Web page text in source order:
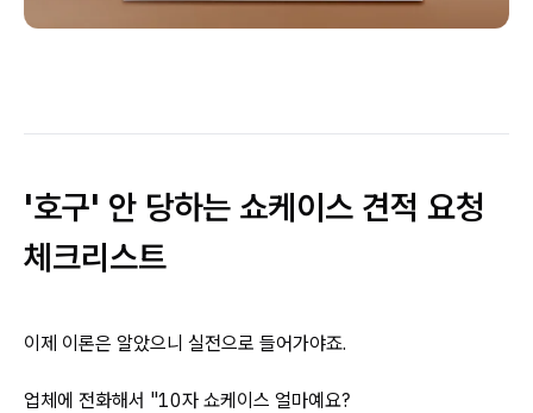
'호구' 안 당하는 쇼케이스 견적 요청
체크리스트
이제 이론은 알았으니 실전으로 들어가야죠.
업체에 전화해서 "10자 쇼케이스 얼마예요?